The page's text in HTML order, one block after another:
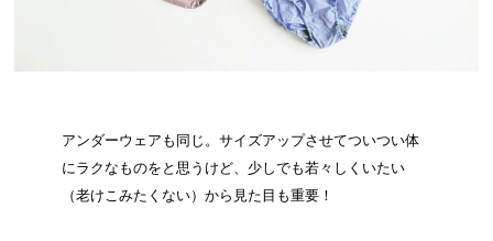
アンダーウェアも同じ。サイズアップさせてついつい体
にラクなものをと思うけど、少しでも若々しくいたい
（老けこみたくない）から見た目も重要！